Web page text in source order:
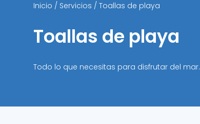
Inicio / Servicios / Toallas de playa
Toallas de playa
Todo lo que necesitas para disfrutar del mar.